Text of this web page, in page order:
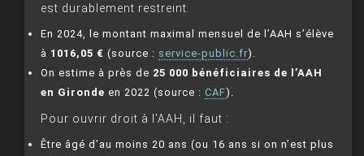
est durablement restreint.
En 2024, le montant maximal mensuel de l’AAH s’élève
à 1016,05 € (source : service-public.fr).
On estime à près de 25 000 bénéficiaires de l’AAH
en Gironde en 2022 (source : CAF).
Pour ouvrir droit à l’AAH, il faut :
Être âgé d’au moins 20 ans (ou 16 ans si on n’est plus